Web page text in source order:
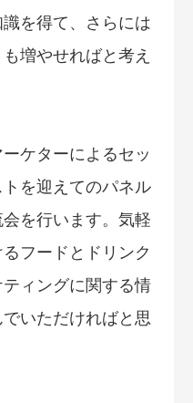
を得て、さらには
増やせればと考え
ケターによるセッ
を迎えてのパネル
を行います。気軽
フードとドリンク
ィングに関する情
いただければと思